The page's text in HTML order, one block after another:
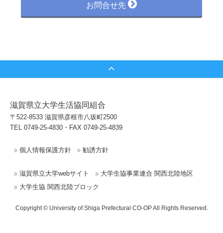
お問合せ先
滋賀県立大学生活協同組合
〒522-8533 滋賀県彦根市八坂町2500
TEL 0749-25-4830・FAX 0749-25-4839
個人情報保護方針 勧誘方針
滋賀県立大学webサイト
大学生協事業連合 関西北陸地区
大学生協 関西北陸ブロック
Copyright © University of Shiga Prefectural CO-OP All Rights Reserved.